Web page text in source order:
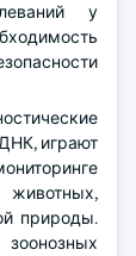
у
играют
природы.